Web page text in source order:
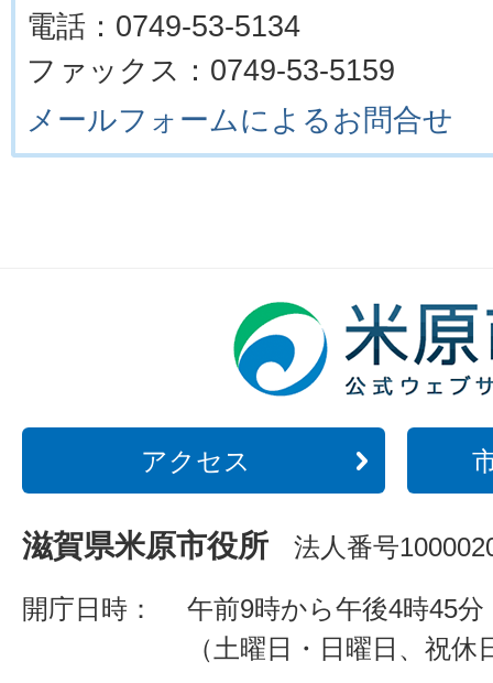
電話：0749-53-5134
ファックス：0749-53-5159
メールフォームによるお問合せ
アクセス
滋賀県米原市役所 法人番号
開庁日時：
午前9時から午後4時45分
（土曜日・日曜日、祝